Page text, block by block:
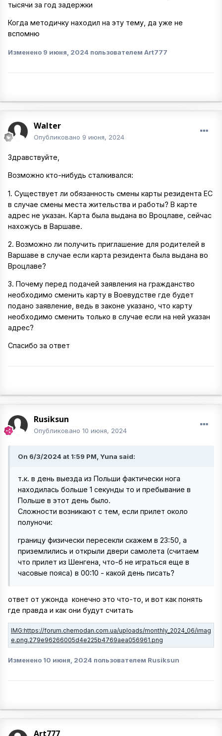
тысячи за год задержки
Когда методичку находил на эту тему, да уже не
вспомню
Изменено 9 июня, 2024 пользователем Art777
Walter
Опубликовано 9 июня, 2024
Здравствуйте,
Возможно кто-нибудь сталкивался:
1. Существует ли обязанность смены карты резидента ЕС
в случае смены места жительства и работы? В карте
адрес не указан. Карта была выдана во Вроцлаве, сейчас
нахожусь в Варшаве.
2. Возможно ли получить приглашение для родителей в
Варшаве в случае если карта резидента была выдана во
Вроцлаве?
3. Почему перед подачей заявления на гражданство
необходимо сменить карту в Воевудстве где будет
подано заявление, ведь в законе указано, что карту
необходимо сменить только в случае если на ней указан
адрес?
Спасибо за ответ
Rusiksun
Опубликовано 10 июня, 2024
On 6/3/2024 at 1:59 PM, Yuna said:
т.к. в день выезда из Польши фактически нога
находилась больше 1 секунды то и пребывание в
Польше в этот день было.
Сложности возникают с тем, если прилет около
полуночи:
границу физически пересекли скажем в 23:50, а
приземлились и открыли двери самолета (считаем
что прилет из Шенгена, что-б не играться еще в
часовые пояса) в 00:10 - какой день писать?
ответ от ужонда конечно это что-то, и вот как понять
где правда и как они будут считать
Изменено 10 июня, 2024 пользователем Rusiksun
Art777